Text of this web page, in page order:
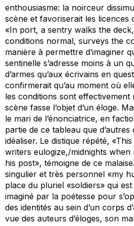
enthousiasme: la noirceur
scène et favoriserait les licences
«In port, a sentry walks the
conditions normal, surveys the
manière à permettre d’imaginer
sentinelle s’adresse moins à un
d’armes qu’aux écrivains en
confirmerait qu’au moment où
les conditions sont
scène fasse l’objet d’un éloge.
le mari de l’énonciatrice, en
partie de ce tableau que d’autres
idéaliser. Le distique répété,
writers eulogize,/midnights when
his post», témoigne de ce
singulier et très personnel «my
place du pluriel «soldiers» qui
imaginé par la poétesse pour
des identités au sein d’un corps
vue des auteurs d’éloges, son